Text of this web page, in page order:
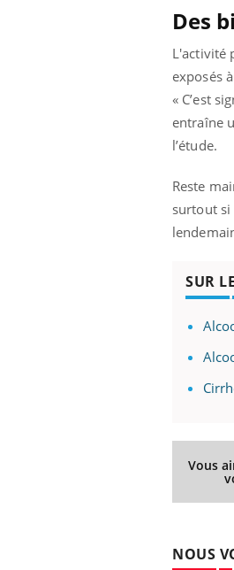
Des
L'activité
exposés
« C’est
entraîne
l’étude.
Reste
surtout si
SUR
Vous
NOUS